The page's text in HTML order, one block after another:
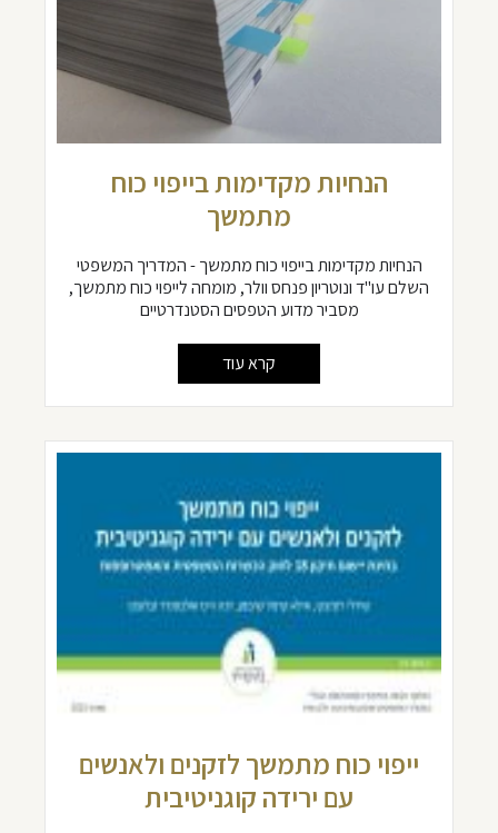
הנחיות מקדימות בייפוי כוח
מתמשך
הנחיות מקדימות בייפוי כוח מתמשך - המדריך המשפטי
השלם עו"ד ונוטריון פנחס וולר, מומחה לייפוי כוח מתמשך,
מסביר מדוע הטפסים הסטנדרטיים
קרא עוד
ייפוי כוח מתמשך לזקנים ולאנשים
עם ירידה קוגניטיבית